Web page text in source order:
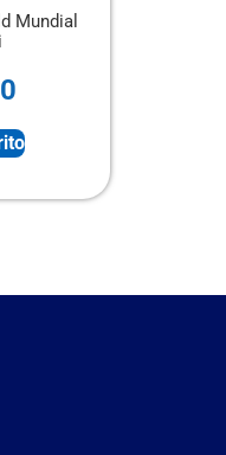
Álbum Panini Tapa Blanda + 4